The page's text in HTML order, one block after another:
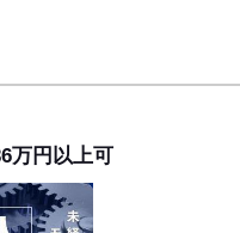
万円以上可